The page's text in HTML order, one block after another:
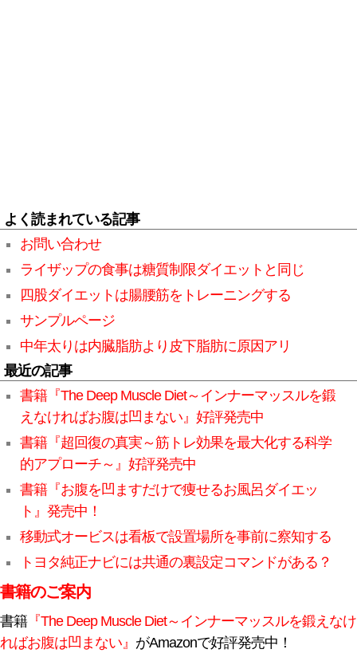
よく読まれている記事
お問い合わせ
ライザップの食事は糖質制限ダイエットと同じ
四股ダイエットは腸腰筋をトレーニングする
サンプルページ
中年太りは内臓脂肪より皮下脂肪に原因アリ
最近の記事
書籍『The Deep Muscle Diet～インナーマッスルを鍛
えなければお腹は凹まない』好評発売中
書籍『超回復の真実～筋トレ効果を最大化する科学
的アプローチ～』好評発売中
書籍『お腹を凹ますだけで痩せるお風呂ダイエッ
ト』発売中！
移動式オービスは看板で設置場所を事前に察知する
トヨタ純正ナビには共通の裏設定コマンドがある？
書籍のご案内
書籍『The Deep Muscle Diet～インナーマッスルを鍛えなけ
ればお腹は凹まない』 がAmazonで好評発売中！